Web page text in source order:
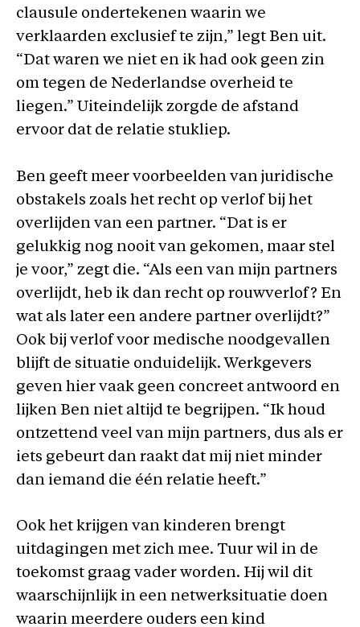
clausule ondertekenen waarin we
verklaarden exclusief te zijn,” legt Ben uit.
“Dat waren we niet en ik had ook geen zin
om tegen de Nederlandse overheid te
liegen.” Uiteindelijk zorgde de afstand
ervoor dat de relatie stukliep.
Ben geeft meer voorbeelden van juridische
obstakels zoals het recht op verlof bij het
overlijden van een partner. “Dat is er
gelukkig nog nooit van gekomen, maar stel
je voor,” zegt die. “Als een van mijn partners
overlijdt, heb ik dan recht op rouwverlof? En
wat als later een andere partner overlijdt?”
Ook bij verlof voor medische noodgevallen
blijft de situatie onduidelijk. Werkgevers
geven hier vaak geen concreet antwoord en
lijken Ben niet altijd te begrijpen. “Ik houd
ontzettend veel van mijn partners, dus als er
iets gebeurt dan raakt dat mij niet minder
dan iemand die één relatie heeft.”
Ook het krijgen van kinderen brengt
uitdagingen met zich mee. Tuur wil in de
toekomst graag vader worden. Hij wil dit
waarschijnlijk in een netwerksituatie doen
waarin meerdere ouders een kind